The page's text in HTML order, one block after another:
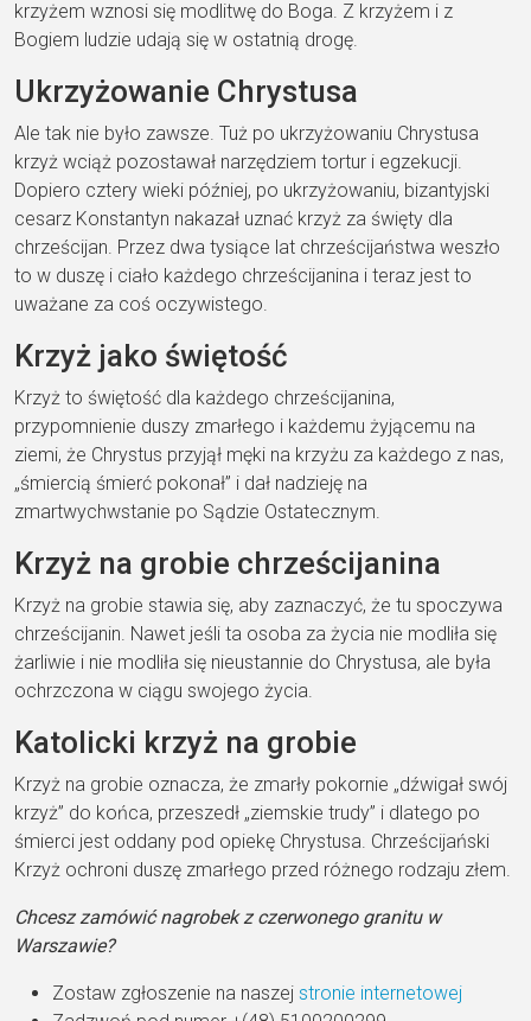
krzyżem wznosi się modlitwę do Boga. Z krzyżem i z
Bogiem ludzie udają się w ostatnią drogę.
Ukrzyżowanie Chrystusa
Ale tak nie było zawsze. Tuż po ukrzyżowaniu Chrystusa
krzyż wciąż pozostawał narzędziem tortur i egzekucji.
Dopiero cztery wieki później, po ukrzyżowaniu, bizantyjski
cesarz Konstantyn nakazał uznać krzyż za święty dla
chrześcijan. Przez dwa tysiące lat chrześcijaństwa weszło
to w duszę i ciało każdego chrześcijanina i teraz jest to
uważane za coś oczywistego.
Krzyż jako świętość
Krzyż to świętość dla każdego chrześcijanina,
przypomnienie duszy zmarłego i każdemu żyjącemu na
ziemi, że Chrystus przyjął męki na krzyżu za każdego z nas,
„śmiercią śmierć pokonał” i dał nadzieję na
zmartwychwstanie po Sądzie Ostatecznym.
Krzyż na grobie chrześcijanina
Krzyż na grobie stawia się, aby zaznaczyć, że tu spoczywa
chrześcijanin. Nawet jeśli ta osoba za życia nie modliła się
żarliwie i nie modliła się nieustannie do Chrystusa, ale była
ochrzczona w ciągu swojego życia.
Katolicki krzyż na grobie
Krzyż na grobie oznacza, że zmarły pokornie „dźwigał swój
krzyż” do końca, przeszedł „ziemskie trudy” i dlatego po
śmierci jest oddany pod opiekę Chrystusa. Chrześcijański
Krzyż ochroni duszę zmarłego przed różnego rodzaju złem.
Chcesz zamówić nagrobek z czerwonego granitu w
Warszawie?
Zostaw zgłoszenie na naszej stronie internetowej